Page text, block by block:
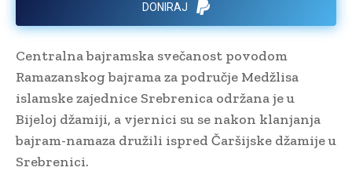
DONIRAJ
Centralna bajramska svečanost povodom
Ramazanskog bajrama za područje Medžlisa
islamske zajednice Srebrenica održana je u
Bijeloj džamiji, a vjernici su se nakon klanjanja
bajram-namaza družili ispred Čaršijske džamije u
Srebrenici.